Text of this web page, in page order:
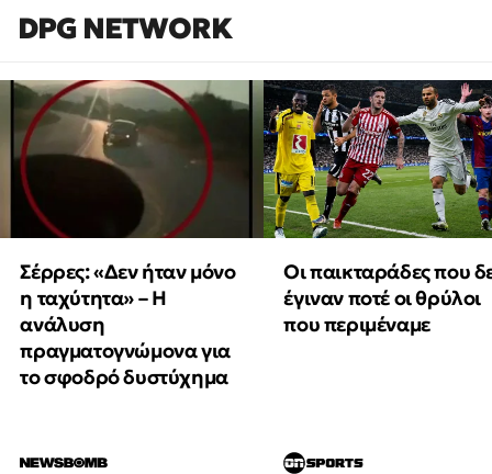
DPG NETWORK
Σέρρες: «Δεν ήταν μόνο
η ταχύτητα» – Η
ανάλυση
πραγματογνώμονα για
το σφοδρό δυστύχημα
Οι παικταράδες που
έγιναν ποτέ οι θρύλοι
που περιμέναμε